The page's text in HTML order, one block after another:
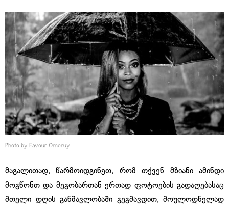
Photo by Favour Omoruyi
მაგალითად, წარმოიდგინეთ, რომ თქვენ მზიანი ამინდი
მოგწონთ და მეგობართან ერთად ფოტოების გადაღებასაც
მთელი დღის განმავლობაში გეგმავდით, მოულოდნელად